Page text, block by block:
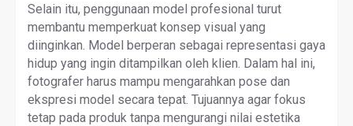
Selain itu, penggunaan model profesional turut
membantu memperkuat konsep visual yang
diinginkan. Model berperan sebagai representasi gaya
hidup yang ingin ditampilkan oleh klien. Dalam hal ini,
fotografer harus mampu mengarahkan pose dan
ekspresi model secara tepat. Tujuannya agar fokus
tetap pada produk tanpa mengurangi nilai estetika